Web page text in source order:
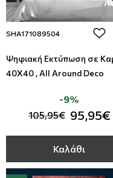
SHA171089504
Ψηφιακή Εκτύπωση σε
40Χ40 , All Around Deco
105,95€ 95,95€
-9%
Καλάθι